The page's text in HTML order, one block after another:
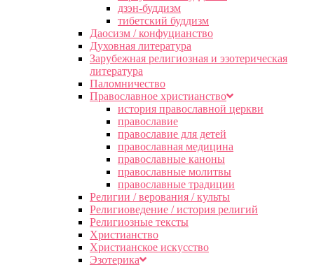
дзэн-буддизм
тибетский буддизм
Даосизм / конфуцианство
Духовная литература
Зарубежная религиозная и эзотерическая
литература
Паломничество
Православное христианство
история православной церкви
православие
православие для детей
православная медицина
православные каноны
православные молитвы
православные традиции
Религии / верования / культы
Религиоведение / история религий
Религиозные тексты
Христианство
Христианское искусство
Эзотерика